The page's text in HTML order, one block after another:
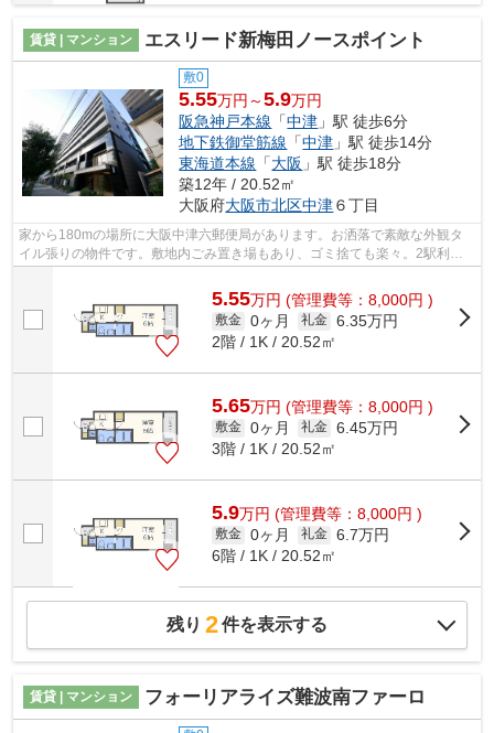
賃貸 | マンション エスリード新梅田ノースポイント
敷0
5.55万円～5.9万円
阪急神戸本線 「中津 」駅 徒歩6分
地下鉄御堂筋線 「中津 」駅 徒歩14分
東海道本線 「大阪 」駅 徒歩18分
築12年 / 20.52㎡
大阪府大阪市北区中津６丁目
家から180mの場所に大阪中津六郵便局があります。お洒落で素敵な外観タ
イル張りの物件です。敷地内ごみ置き場もあり、ゴミ捨ても楽々。2駅利用
5.55万円 (管理費等：8,000円 )
敷金 0ヶ月 礼金 6.35万円
2階 / 1K / 20.52㎡
5.65万円 (管理費等：8,000円 )
敷金 0ヶ月 礼金 6.45万円
3階 / 1K / 20.52㎡
5.9万円 (管理費等：8,000円 )
敷金 0ヶ月 礼金 6.7万円
6階 / 1K / 20.52㎡
残り 2件を表示する
賃貸 | マンション フォーリアライズ難波南ファーロ